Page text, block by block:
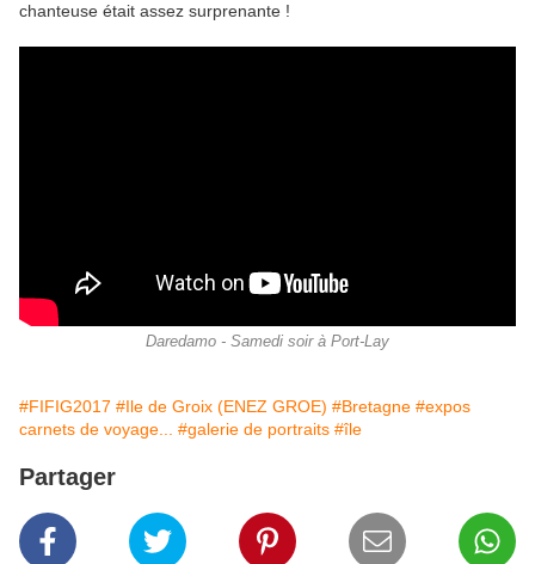
chanteuse était assez surprenante !
Daredamo - Samedi soir à Port-Lay
#FIFIG2017 #Ile de Groix (ENEZ GROE) #Bretagne #expos
carnets de voyage...
#galerie de portraits #île
Partager